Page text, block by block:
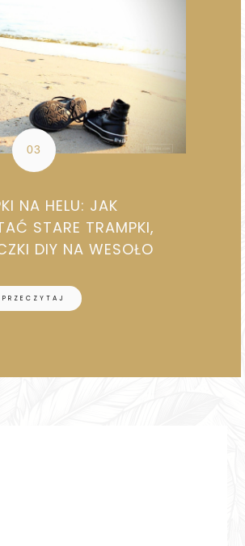
NA HELU: JAK
STARE TRAMPKI,
DIY NA WESOŁO
PRZECZYTAJ